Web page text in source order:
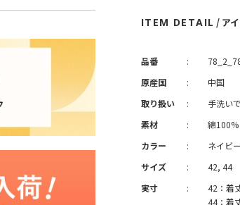
ITEM DETAIL / ア
品番 :
原産国
:
中国
取り扱い
:
手洗い
素材
:
綿100%
カラー
:
ネイビー
サイズ
:
42, 44
実寸
:
42：着
44：着